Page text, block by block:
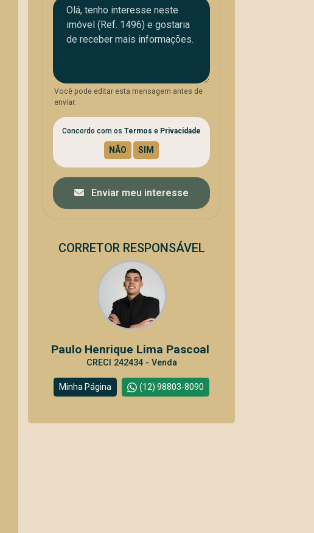
Você pode editar esta mensagem antes de
enviar.
Concordo com os Termos e Privacidade
Enviar meu interesse
CORRETOR RESPONSÁVEL
Paulo Henrique Lima Pascoal
CRECI 242434 - Venda
Minha Página (12) 98803-8090